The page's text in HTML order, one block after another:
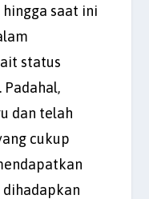
hingga saat ini
status
dan telah
cukup